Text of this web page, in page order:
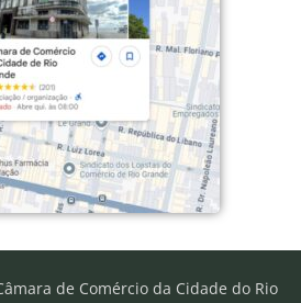
de Comércio da Cidade do Rio